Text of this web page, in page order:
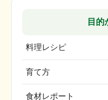
目的
料理レシピ
育て方
食材レポート